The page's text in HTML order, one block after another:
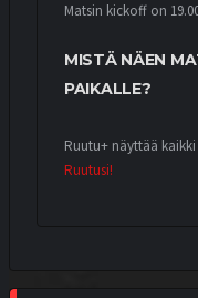
Matsin kickoff on
MISTÄ NÄEN
PAIKALLE?
Ruutu+ näyttää
Ruutusi!